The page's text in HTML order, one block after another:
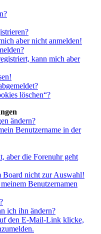
aber nicht anmelden!
kann mich aber
löschen“?
ändern?
Benutzername in der
aber die Forenuhr geht
Board nicht zur Auswahl!
Benutzernamen
ich ihn ändern?
den E-Mail-Link klicke,